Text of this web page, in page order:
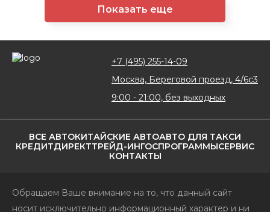
Показать еще
ВСЕ АВТОКИТАЙСКИЕ АВТОАВТО ДЛЯ ТАКСИ
КРЕДИТДИРЕКТТРЕЙД-ИНГОСПРОГРАММЫСЕРВИС
КОНТАКТЫ
+7 (495) 255-14-09
Москва, Береговой проезд, 4/6с3
9:00 - 21:00, без выходных
Обращаем Ваше внимание на то, что данный сайт
носит исключительно информационный характер и ни